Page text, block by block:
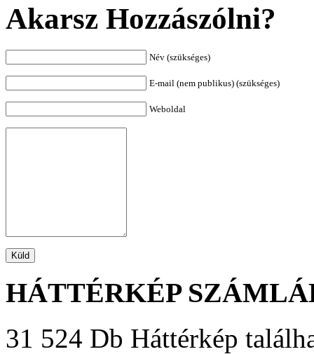
Akarsz Hozzászólni?
Név (szükséges)
E-mail (nem publikus) (szükséges)
Weboldal
HÁTTÉRKÉP
31 524 Db Háttérkép